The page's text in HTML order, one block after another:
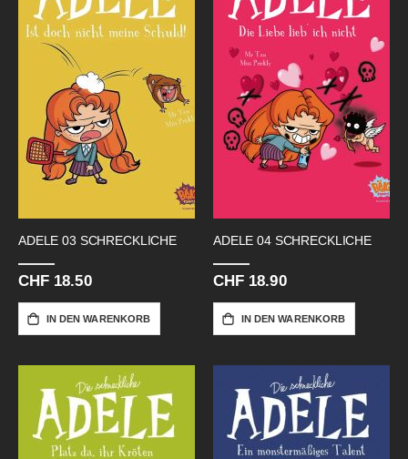
ADELE 03 SCHRECKLICHE
CHF 18.50
IN DEN WARENKORB
ADELE 04 SCHRECKLICHE
CHF 18.90
IN DEN WARENKORB